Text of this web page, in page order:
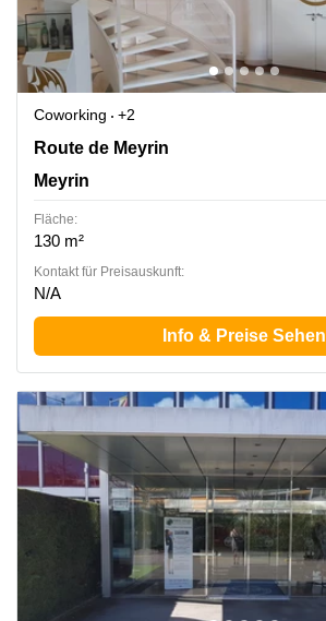
Coworking
+2
Route de Meyrin 267, Meyrin
Route de Meyrin
Meyrin
Fläche:
130 m²
Kontakt für Preisauskunft:
N/A
Info & Preise Sehen